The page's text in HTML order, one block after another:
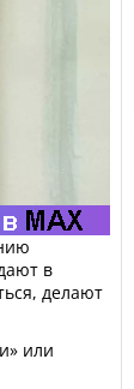
в
делают
или